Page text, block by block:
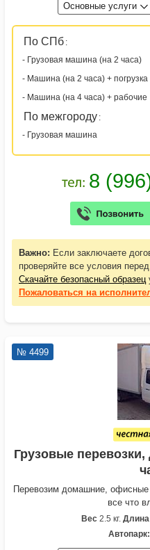
Основные услуги
По СПб :
- Грузовая машина (на 2 часа)
- Машина (на 2 часа) + погрузка
- Машина (на 4 часа) + рабочие
По межгороду :
- Грузовая машина
Важно: Если заключаете
проверяйте все условия
Скачайте безопасный образец
Пожаловаться на
№ 4499
Грузовые
Перевозим домашние,
все что
Вес2.5 кг. Длина
Автопарк: